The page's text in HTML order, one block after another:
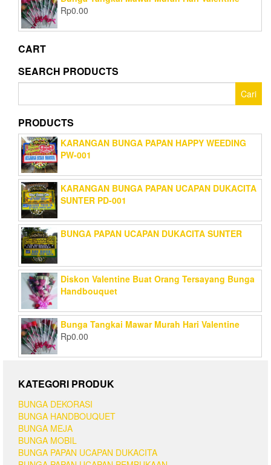
Rp0.00
CART
SEARCH PRODUCTS
PRODUCTS
KARANGAN BUNGA PAPAN HAPPY WEEDING
PW-001
KARANGAN BUNGA PAPAN UCAPAN DUKACITA
SUNTER PD-001
BUNGA PAPAN UCAPAN DUKACITA SUNTER
Diskon Valentine Buat Orang Tersayang Bunga
Handbouquet
Bunga Tangkai Mawar Murah Hari Valentine
Rp0.00
KATEGORI PRODUK
BUNGA DEKORASI
BUNGA HANDBOUQUET
BUNGA MEJA
BUNGA MOBIL
BUNGA PAPAN UCAPAN DUKACITA